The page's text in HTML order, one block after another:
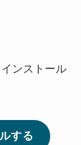
ンストール
する